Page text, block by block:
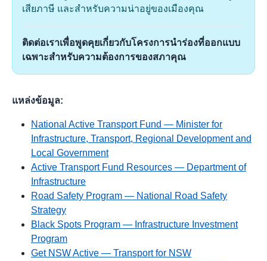
เสียภาษี และสำหรับความน่าอยู่ของเมืองคุณ
ติดต่อเราเพื่อพูดคุยเกี่ยวกับโครงการนำร่องที่ออกแบบ
เฉพาะสำหรับความต้องการของสภาคุณ
แหล่งข้อมูล:
National Active Transport Fund — Minister for
Infrastructure, Transport, Regional Development and
Local Government
Active Transport Fund Resources — Department of
Infrastructure
Road Safety Program — National Road Safety
Strategy
Black Spots Program — Infrastructure Investment
Program
Get NSW Active — Transport for NSW